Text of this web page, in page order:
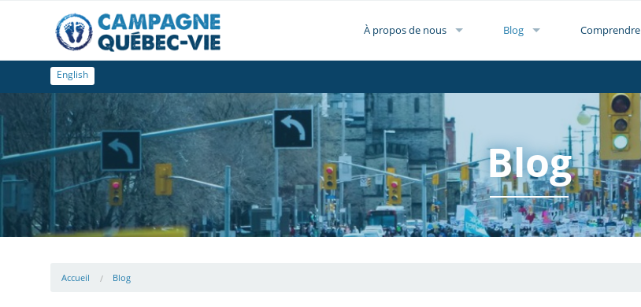
À propos de nous Blog Comprendre
English
Blog
Accueil Blog